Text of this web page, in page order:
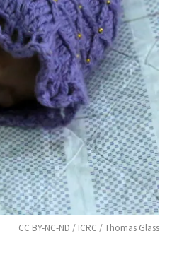
CC BY-NC-ND / ICRC / Thomas Glass